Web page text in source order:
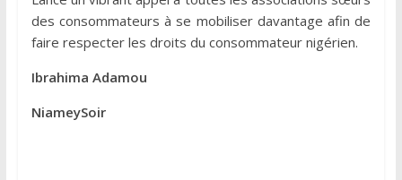
des consommateurs à se mobiliser davantage afin de
faire respecter les droits du consommateur nigérien.
Ibrahima Adamou
NiameySoir